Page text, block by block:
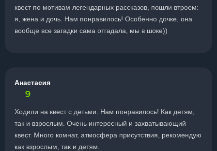
квест по мотивам легендарных рассказов, пошли втроем:
я, жена и дочь. Нам понравилось! Особенно дочке, она
вообще все загадки сама отгадала, мы в шоке))
Анастасия
9
Ходили на квест с детьми. Нам понравилось! Как детям,
так и взрослым. Очень интересный и захватывающий
квест. Много комнат, атмосфера присутствия, рекомендую
как взрослым, так и детям.